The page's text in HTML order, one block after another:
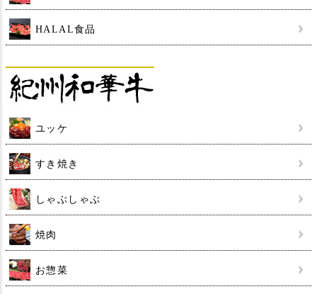
HALAL食品
ユッケ
すき焼き
しゃぶしゃぶ
焼肉
お惣菜